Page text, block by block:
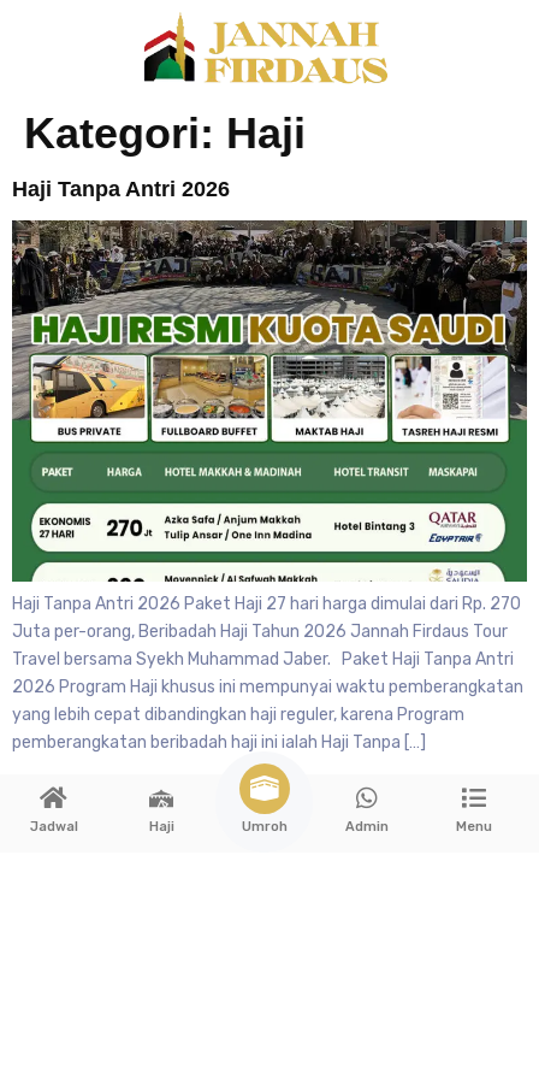
Kategori: Haji
Haji Tanpa Antri 2026
Haji Tanpa Antri 2026 Paket Haji 27 hari harga dimulai dari Rp. 270
Juta per-orang, Beribadah Haji Tahun 2026 Jannah Firdaus Tour
Travel bersama Syekh Muhammad Jaber. Paket Haji Tanpa Antri
2026 Program Haji khusus ini mempunyai waktu pemberangkatan
yang lebih cepat dibandingkan haji reguler, karena Program
pemberangkatan beribadah haji ini ialah Haji Tanpa […]
Jadwal Haji Umroh Admin Menu